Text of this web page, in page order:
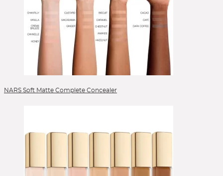
NARS Soft Matte Complete Concealer